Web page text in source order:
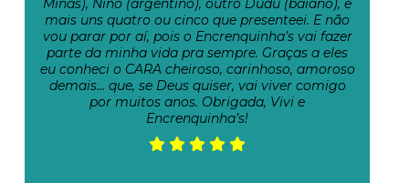
Minas), Nino (argentino), outro Dudu (baiano), e
mais uns quatro ou cinco que presenteei. E não
vou parar por aí, pois o Encrenquinha’s vai fazer
parte da minha vida pra sempre. Graças a eles
eu conheci o CARA cheiroso, carinhoso, amoroso
demais… que, se Deus quiser, vai viver comigo
por muitos anos. Obrigada, Vivi e
Encrenquinha’s!